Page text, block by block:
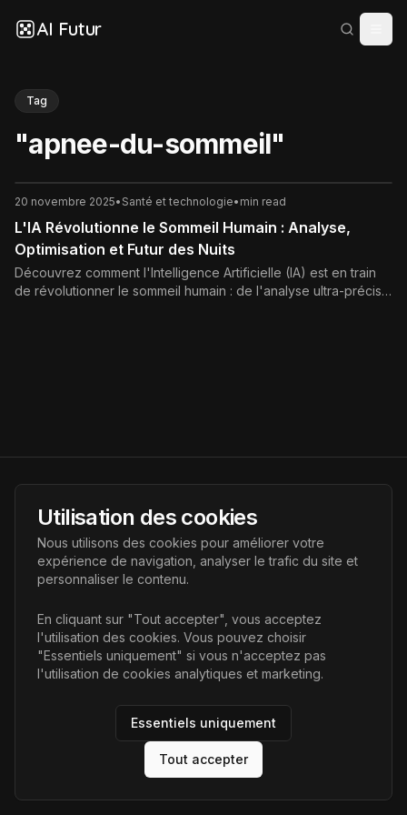
AI Futur
Tag
"apnee-du-sommeil"
20 novembre 2025• Santé et technologie• min read
L'IA Révolutionne le Sommeil Humain : Analyse,
Optimisation et Futur des Nuits
Découvrez comment l'Intelligence Artificielle (IA) est en train
de révolutionner le sommeil humain : de l'analyse ultra-précise
AI Futur
Portail de l'avenir de l'intelligence artificielle, vous aidant à
découvrir les dernières technologies IA.
Liens
Accueil
Articles
AI Futur. Tous droits réservés.
Utilisation des cookies
Nous utilisons des cookies pour améliorer votre
expérience de navigation, analyser le trafic du site et
personnaliser le contenu.
En cliquant sur "Tout accepter", vous acceptez
l'utilisation des cookies. Vous pouvez choisir
"Essentiels uniquement" si vous n'acceptez pas
l'utilisation de cookies analytiques et marketing.
Essentiels uniquement
Tout accepter